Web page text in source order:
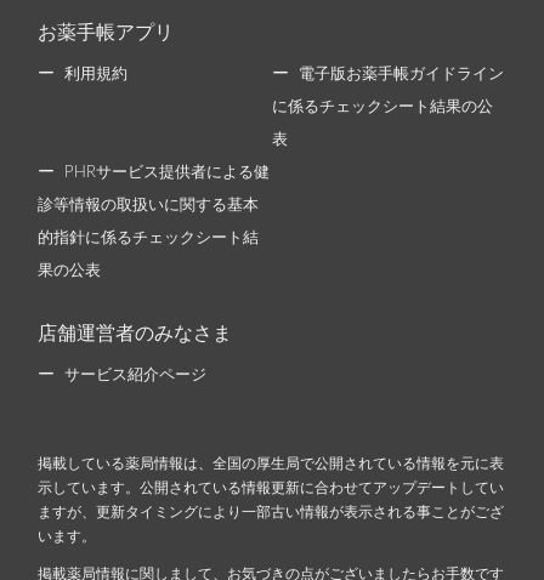
お薬手帳アプリ
利用規約 電子版お薬手帳ガイドライン
に係るチェックシート結果の公
表
PHRサービス提供者による健
診等情報の取扱いに関する基本
的指針に係るチェックシート結
果の公表
店舗運営者のみなさま
サービス紹介ページ
掲載している薬局情報は、全国の厚生局で公開されている情報を元に表
示しています。公開されている情報更新に合わせてアップデートしてい
ますが、更新タイミングにより一部古い情報が表示される事ことがござ
います。
掲載薬局情報に関しまして、お気づきの点がございましたらお手数です